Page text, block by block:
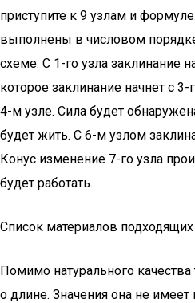
приступите к 9 узлам и
выполнены в числовом
схеме. С 1-го узла заклинание
которое заклинание начнет с 3-
4-м узле. Сила будет
будет жить. С 6-м узлом
Конус изменение 7-го узла
будет работать.
Список материалов подходящих
Помимо натурального качества
о длине. Значения она не имеет